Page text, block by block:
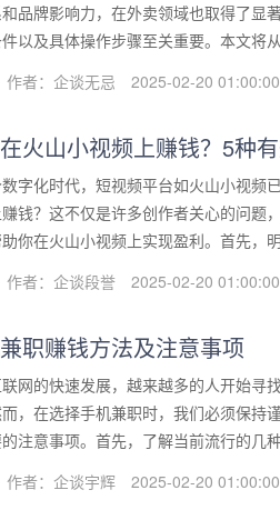
品牌影响力，在外卖领域也取得了显
以及具体操作步骤至关重要。本文将
作者：企谈无忌
2025-02-20 01:00:00
火山小视频上赚钱？5种
字化时代，短视频平台如火山小视频
钱？这不仅是许多创作者关心的问题
你在火山小视频上实现盈利。首先，
作者：企谈段誉
2025-02-20 01:00:00
职赚钱方法及注意事项
网的快速发展，越来越多的人开始寻
，在选择手机兼职时，我们必须保持
注意事项。首先，了解当前流行的几
作者：企谈宇辉
2025-02-20 01:00:00